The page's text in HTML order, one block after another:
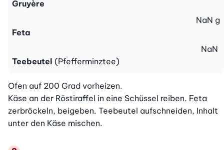
Gruyère
Feta
NaN g
Teebeutel (Pfefferminztee)
NaN
Ofen auf 200 Grad vorheizen.
Käse an der Röstiraffel in eine Schüssel reiben. Feta
zerbröckeln, beigeben. Teebeutel aufschneiden, Inhalt
unter den Käse mischen.